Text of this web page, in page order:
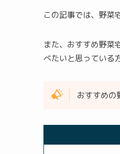
この記事では、野菜
また、おすすめ野菜
べたいと思っている
おすすめの